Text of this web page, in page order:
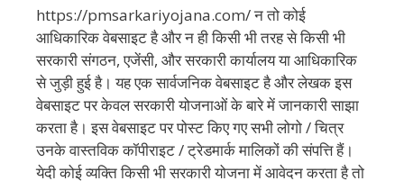
https://pmsarkariyojana.com/ न तो कोई
आधिकारिक वेबसाइट है और न ही किसी भी तरह से किसी भी
सरकारी संगठन, एजेंसी, और सरकारी कार्यालय या आधिकारिक
से जुड़ी हुई है। यह एक सार्वजनिक वेबसाइट है और लेखक इस
वेबसाइट पर केवल सरकारी योजनाओं के बारे में जानकारी साझा
करता है। इस वेबसाइट पर पोस्ट किए गए सभी लोगो / चित्र
उनके वास्तविक कॉपीराइट / ट्रेडमार्क मालिकों की संपत्ति हैं।
येदी कोई व्यक्ति किसी भी सरकारी योजना में आवेदन करता है तो